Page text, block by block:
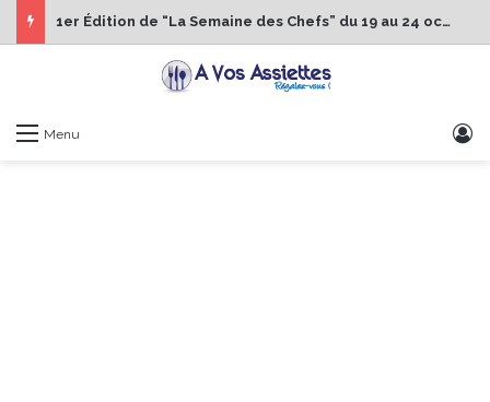
1er Édition de “La Semaine des Chefs” du 19 au 24 octobre 2026
Menu